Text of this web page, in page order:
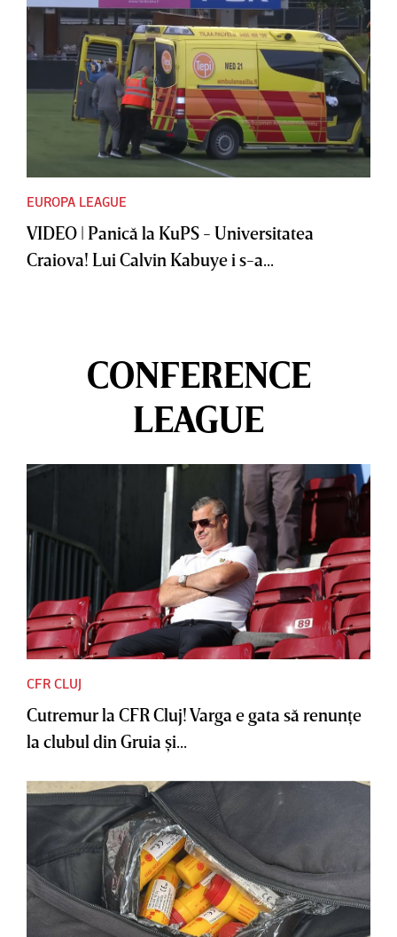
EUROPA LEAGUE
VIDEO | Panică la KuPS - Universitatea
Craiova! Lui Calvin Kabuye i s-a...
CONFERENCE
LEAGUE
CFR CLUJ
Cutremur la CFR Cluj! Varga e gata să renunţe
la clubul din Gruia şi...